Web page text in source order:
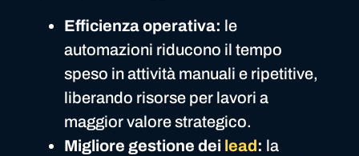
Efficienza operativa: le
automazioni riducono il tempo
speso in attività manuali e ripetitive,
liberando risorse per lavori a
maggior valore strategico.
Migliore gestione dei lead: la